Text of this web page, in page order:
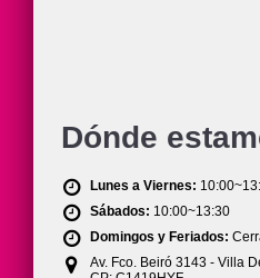
Dónde
 Lunes a Viernes:
 Sábados: 10:00~13:30
 Domingos y Feriados:

Av. Fco. Beiró 3143 - Villa